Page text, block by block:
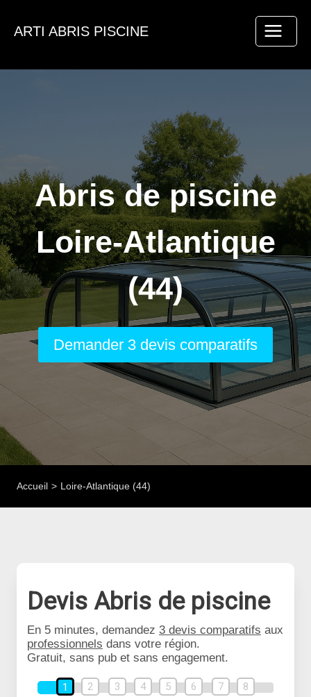
ARTI ABRIS PISCINE
Abris de piscine
Loire-Atlantique
(44)
Demander 3 devis comparatifs
Accueil Loire-Atlantique (44)
Devis Abris de piscine
En 5 minutes, demandez 3 devis comparatifs aux
professionnels dans votre région.
Gratuit, sans pub et sans engagement.
1 2 3 4 5 6 7 8